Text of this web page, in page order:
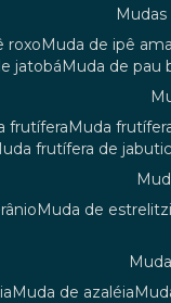
roxo muda de ipê
jatobá
muda de pau
frutífera muda
muda frutífera de
muda de
muda de azaléia